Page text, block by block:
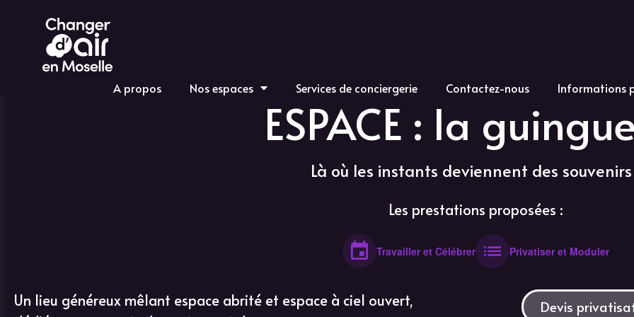
A propos Nos espaces Services de conciergerie Contactez-nous Informations
ESPACE : la
Là où les instants deviennent des
Les prestations proposées :
Travailler et Célébrer Privatiser et Moduler
Un lieu généreux mêlant espace abrité et espace à ciel ouvert,
Devis